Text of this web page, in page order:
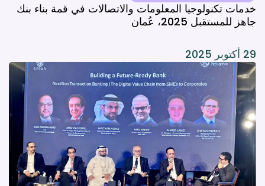
خدمات تكنولوجيا المعلومات والاتصالات في قمة بناء بنك
جاهز للمستقبل 2025، عُمان
29 أكتوبر 2025